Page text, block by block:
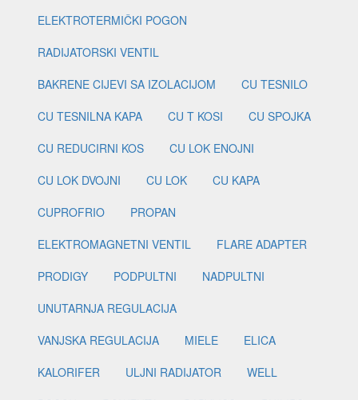
ELEKTROTERMIČKI POGON
RADIJATORSKI VENTIL
BAKRENE CIJEVI SA IZOLACIJOM
CU TESNILO
CU TESNILNA KAPA
CU T KOSI
CU SPOJKA
CU REDUCIRNI KOS
CU LOK ENOJNI
CU LOK DVOJNI
CU LOK
CU KAPA
CUPROFRIO
PROPAN
ELEKTROMAGNETNI VENTIL
FLARE ADAPTER
PRODIGY
PODPULTNI
NADPULTNI
UNUTARNJA REGULACIJA
VANJSKA REGULACIJA
MIELE
ELICA
KALORIFER
ULJNI RADIJATOR
WELL